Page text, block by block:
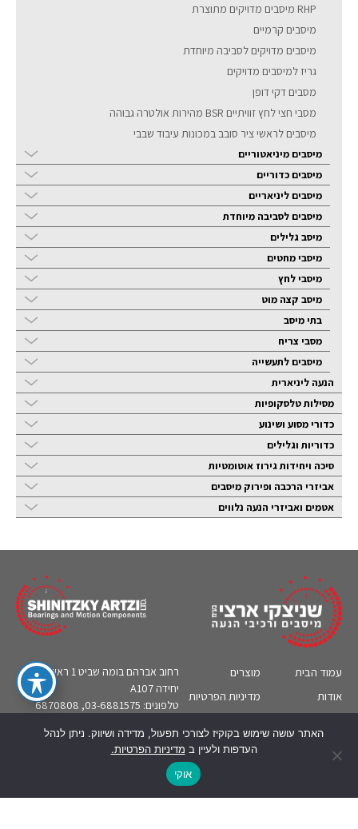
RHP מיסבים מדויקים מתוצרת
מיסבים קרמיים
מיסבים מדויקים לסביבה מיוחדת
גריז למיסבים מדויקים
מסבים דקי דופן
מסבי חצי לחץ זוויתיים BSR מהירות אולטרה גבוהה
מיסבים לראשי ציר סובב במכונות עיבוד שבבי
מיסבים מיניאטוריים
מיסבים כדוריים
מיסבים ליניאריים
מיסבים לסביבה מיוחדת
מיסב גלילים
מיסבי מחטים
מיסבי לחץ
מיסב קצה מוט
בתי מיסב
מסבי צריח
מיסבים לתעשייה
הנעה ליניארית
מסילות טלסקופיות
כדורי מסוע ושינוע
כדוריות וגלילים
סיכה ויחידות גירוז אוטומטיות
אביזרי הרכבה ופירוק מיסבים
אטמים ואביזרי הנעה נלווים
עמוד הבית
מוצרים
אודות
מדיניות הפרטיות
מידע טכני
רחוב אברהם בומה שביט 1 ראשון לציון,
יחידה A107
טלפונים: 03-6881575, 6870808
האתר עושה שימוש בקוקיז לצורכי תפעול, מדידה ושיווק. ניתן לנהל
העדפות ולעיין ב מדיניות הפרטיות.
אוקי